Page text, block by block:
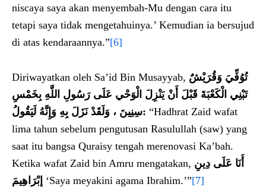
niscaya saya akan menyembah-Mu dengan cara itu
tetapi saya tidak mengetahuinya.’ Kemudian ia bersujud
di atas kendaraannya.”[6]
Diriwayatkan oleh Sa’id Bin Musayyab, تُوُفِّيَ وَقُرَيْشٌ
تَبْنِي الْكَعْبَةَ قَبْلَ أَنْ يَنْزِلَ الْوَحْي عَلَى رَسُولِ اللَّهِ بِخَمْسِ
سِنِينَ ، وَلَقَدْ نَزَلَ بِهِ وَإِنَّهُ لَيَقُولُ: “Hadhrat Zaid wafat
lima tahun sebelum pengutusan Rasulullah (saw) yang
saat itu bangsa Quraisy tengah merenovasi Ka’bah.
Ketika wafat Zaid bin Amru mengatakan, أَنَا عَلَى دِينِ
إِبْرَاهِيمَ ‘Saya meyakini agama Ibrahim.’”[7]